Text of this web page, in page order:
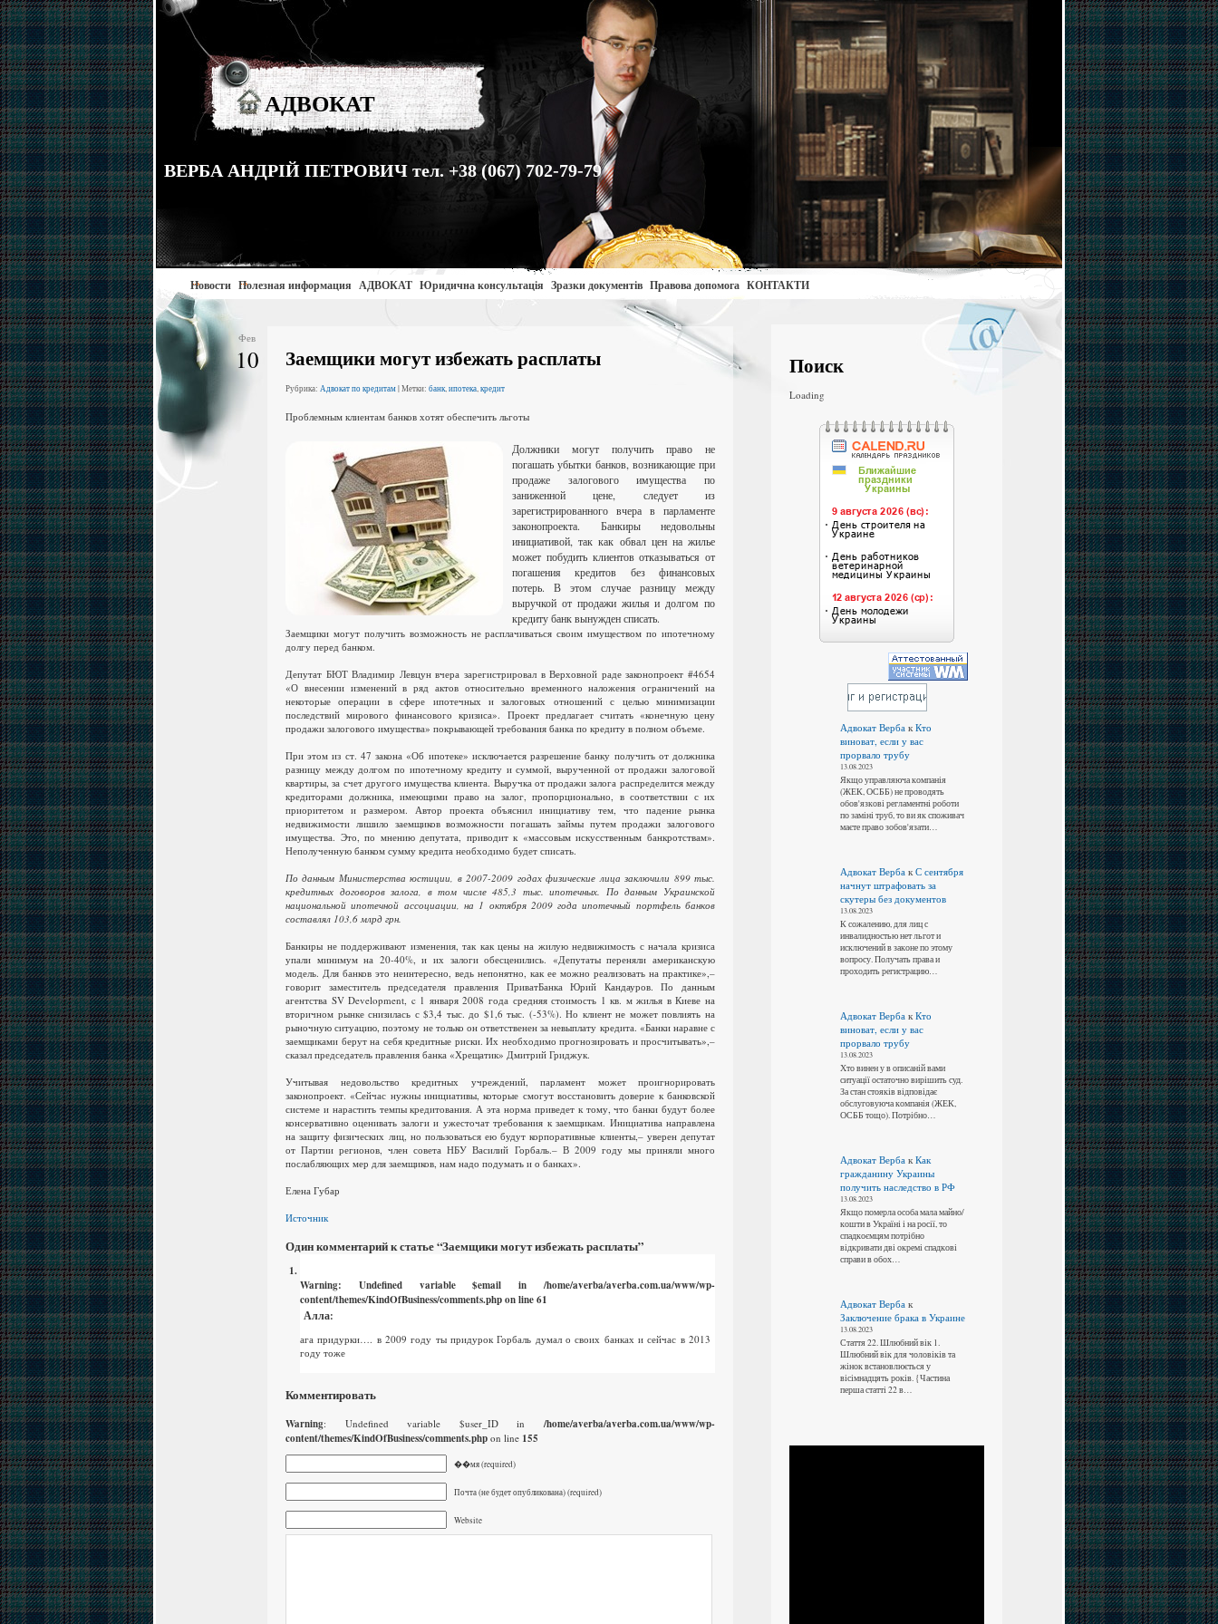
АДВОКАТ
ВЕРБА АНДРІЙ ПЕТРОВИЧ тел. +38 (067) 702-79-79
Новости Полезная информация АДВОКАТ Юридична консультація Зразки документів Правова допомога КОНТАКТИ
Фев
10 Заемщики могут избежать расплаты
Рубрика: Адвокат по кредитам| Метки: банк,ипотека,кредит
Проблемным клиентам банков хотят обеспечить льготы
Должники могут получить право не
погашать убытки банков, возникающие при
продаже залогового имущества по
заниженной цене, следует из
зарегистрированного вчера в парламенте
законопроекта. Банкиры недовольны
инициативой, так как обвал цен на жилье
может побудить клиентов отказываться от
погашения кредитов без финансовых
потерь. В этом случае разницу между
выручкой от продажи жилья и долгом по
кредиту банк вынужден списать.
Заемщики могут получить возможность не расплачиваться своим имуществом по ипотечному
долгу перед банком.
Депутат БЮТ Владимир Левцун вчера зарегистрировал в Верховной раде законопроект #4654
«О внесении изменений в ряд актов относительно временного наложения ограничений на
некоторые операции в сфере ипотечных и залоговых отношений с целью минимизации
последствий мирового финансового кризиса». Проект предлагает считать «конечную цену
продажи залогового имущества» покрывающей требования банка по кредиту в полном объеме.
При этом из ст. 47 закона «Об ипотеке» исключается разрешение банку получить от должника
разницу между долгом по ипотечному кредиту и суммой, вырученной от продажи залоговой
квартиры, за счет другого имущества клиента. Выручка от продажи залога распределится между
кредиторами должника, имеющими право на залог, пропорционально, в соответствии с их
приоритетом и размером. Автор проекта объяснил инициативу тем, что падение рынка
недвижимости лишило заемщиков возможности погашать займы путем продажи залогового
имущества. Это, по мнению депутата, приводит к «массовым искусственным банкротствам».
Неполученную банком сумму кредита необходимо будет списать.
По данным Министерства юстиции, в 2007-2009 годах физические лица заключили 899 тыс.
кредитных договоров залога, в том числе 485,3 тыс. ипотечных. По данным Украинской
национальной ипотечной ассоциации, на 1 октября 2009 года ипотечный портфель банков
составлял 103,6 млрд грн.
Банкиры не поддерживают изменения, так как цены на жилую недвижимость с начала кризиса
упали минимум на 20-40%, и их залоги обесценились. «Депутаты переняли американскую
модель. Для банков это неинтересно, ведь непонятно, как ее можно реализовать на практике»,–
говорит заместитель председателя правления ПриватБанка Юрий Кандауров. По данным
агентства SV Development, c 1 января 2008 года средняя стоимость 1 кв. м жилья в Киеве на
вторичном рынке снизилась с $3,4 тыс. до $1,6 тыс. (-53%). Но клиент не может повлиять на
рыночную ситуацию, поэтому не только он ответственен за невыплату кредита. «Банки наравне с
заемщиками берут на себя кредитные риски. Их необходимо прогнозировать и просчитывать»,–
сказал председатель правления банка «Хрещатик» Дмитрий Гриджук.
Учитывая недовольство кредитных учреждений, парламент может проигнорировать
законопроект. «Сейчас нужны инициативы, которые смогут восстановить доверие к банковской
системе и нарастить темпы кредитования. А эта норма приведет к тому, что банки будут более
консервативно оценивать залоги и ужесточат требования к заемщикам. Инициатива направлена
на защиту физических лиц, но пользоваться ею будут корпоративные клиенты,– уверен депутат
от Партии регионов, член совета НБУ Василий Горбаль.– В 2009 году мы приняли много
послабляющих мер для заемщиков, нам надо подумать и о банках».
Елена Губар
Источник
Один комментарий к статье “Заемщики могут избежать расплаты”
Warning: Undefined variable $email in /home/averba/averba.com.ua/www/wp-
content/themes/KindOfBusiness/comments.phpon line61
Алла:
ага придурки…. в 2009 году ты придурок Горбаль думал о своих банках и сейчас в 2013
году тоже
Комментировать
Warning: Undefined variable $user_ID in /home/averba/averba.com.ua/www/wp-
content/themes/KindOfBusiness/comments.php on line 155
��мя (required)
Почта (не будет опубликована) (required)
Website
Поиск
Loading
Адвокат ВербакКто
виноват, если у вас
прорвало трубу
13.08.2023
Якщо управляюча компанія
(ЖЕК, ОСББ) не проводять
обов'язкові регламентні роботи
по заміні труб, то ви як споживач
маєте право зобов'язати…
Адвокат Вербак С сентября
начнут штрафовать за
скутеры без документов
13.08.2023
К сожалению, для лиц с
инвалидностью нет льгот и
исключений в законе по этому
вопросу. Получать права и
проходить регистрацию…
Адвокат Вербак Кто
виноват, если у вас
прорвало трубу
13.08.2023
Хто винен у в описаній вами
ситуації остаточно вирішить суд.
За стан стояків відповідає
обслуговуюча компанія (ЖЕК,
ОСББ тощо). Потрібно…
Адвокат Вербак Как
гражданину Украины
получить наследство в РФ
13.08.2023
Якщо померла особа мала майно/
кошти в Україні і на росії, то
спадкоємцям потрібно
відкривати дві окремі спадкові
справи в обох…
Адвокат Вербак
Заключение брака в Украине
13.08.2023
Стаття 22. Шлюбний вік 1.
Шлюбний вік для чоловіків та
жінок встановлюється у
вісімнадцять років. {Частина
перша статті 22 в…